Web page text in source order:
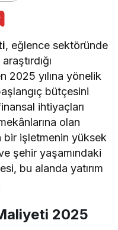
, eğlence sektöründe
2025 yılına yönelik
bütçesini
ihtiyaçları
olan
bir işletmenin yüksek
şehir yaşamındaki
bu alanda yatırım
2025